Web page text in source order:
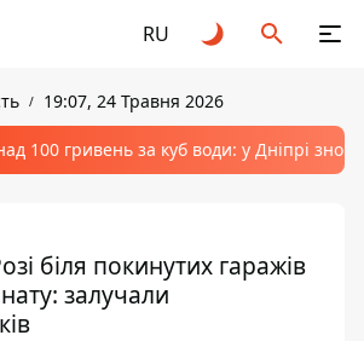
RU
19:07, 24 Травня 2026
100 гривень за куб води: у Дніпрі
біля покинутих гаражів
залучали